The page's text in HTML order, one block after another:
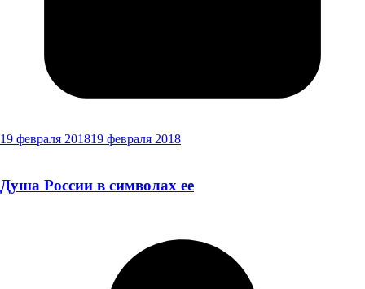
19 февраля 201819 февраля 2018
Душа России в символах ее